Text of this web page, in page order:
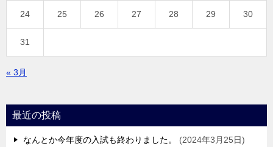
24 25 26 27 28 29 30
31
« 3月
最近の投稿
なんとか今年度の入試も終わりました。 2024年3月25日